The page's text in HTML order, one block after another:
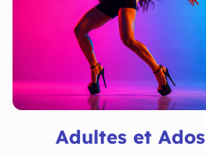
Adultes et Ados